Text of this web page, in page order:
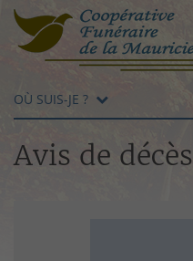
OÙ SUIS-JE ?
Avis de décès